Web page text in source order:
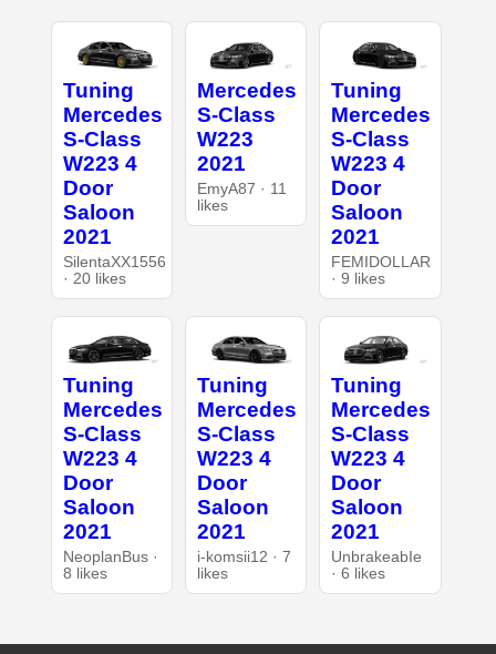
Tuning
Mercedes
S-Class
W223 4
Door
Saloon
2021
SilentaXX1556
· 20 likes
Mercedes
S-Class
W223
2021
EmyA87 · 11
likes
Tuning
Mercedes
S-Class
W223 4
Door
Saloon
2021
FEMIDOLLAR
· 9 likes
Tuning
Mercedes
S-Class
W223 4
Door
Saloon
2021
NeoplanBus ·
8 likes
Tuning
Mercedes
S-Class
W223 4
Door
Saloon
2021
i-komsii12 · 7
likes
Tuning
Mercedes
S-Class
W223 4
Door
Saloon
2021
UnbrakeabIe
· 6 likes